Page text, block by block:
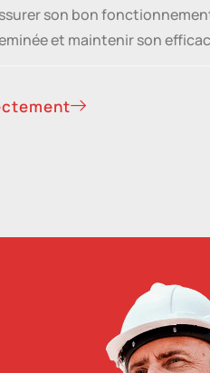
son bon
et maintenir son